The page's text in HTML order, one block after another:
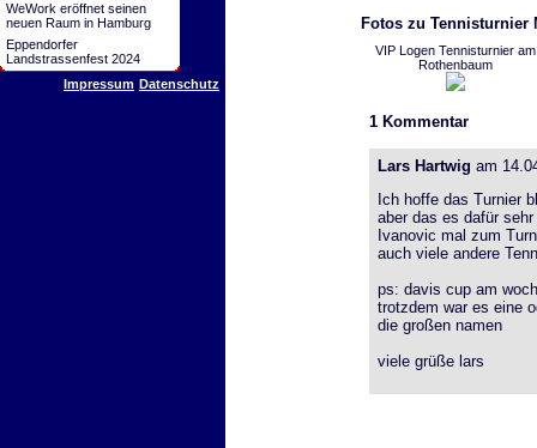
WeWork eröffnet seinen
neuen Raum in Hamburg
Eppendorfer
Landstrassenfest 2024
Impressum Datenschutz
Fotos zu Tennisturnier
VIP Logen Tennisturnier am
Rothenbaum
1 Kommentar
Lars Hartwig am
Ich hoffe das Turnier
aber das es dafür
Ivanovic mal zum
auch viele andere
ps: davis cup am
trotzdem war es eine
die großen namen
viele grüße lars